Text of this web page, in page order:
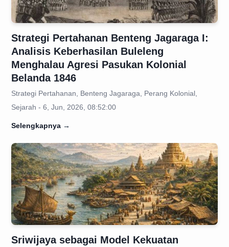
Strategi Pertahanan Benteng Jagaraga I:
Analisis Keberhasilan Buleleng
Menghalau Agresi Pasukan Kolonial
Belanda 1846
Strategi Pertahanan, Benteng Jagaraga, Perang Kolonial,
Sejarah - 6, Jun, 2026, 08:52:00
Selengkapnya →
Sriwijaya sebagai Model Kekuatan